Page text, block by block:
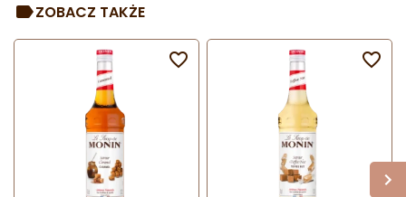
ZOBACZ TAKŻE
 